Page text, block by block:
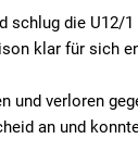
schlug die U12/
klar für sich
und verloren
an und